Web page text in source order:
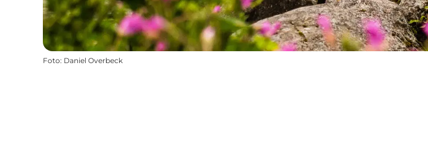
Foto: Daniel Overbeck